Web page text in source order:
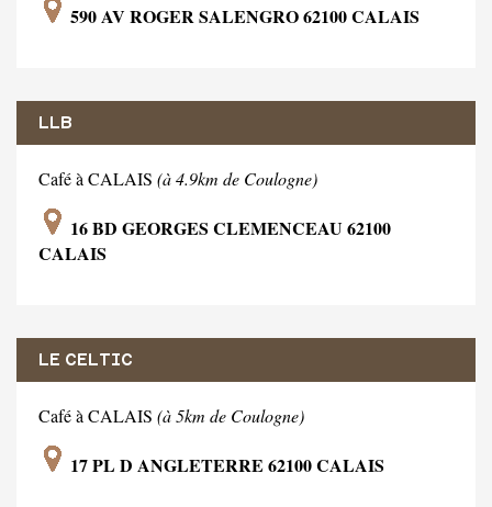
590 AV ROGER SALENGRO 62100 CALAIS
LLB
Café à CALAIS (à 4.9km de Coulogne)
16 BD GEORGES CLEMENCEAU 62100
CALAIS
LE CELTIC
Café à CALAIS (à 5km de Coulogne)
17 PL D ANGLETERRE 62100 CALAIS